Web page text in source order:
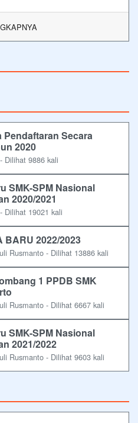
Pendaftaran Secara
2020
Dilihat 9886 kali
SMK-SPM Nasional
2020/2021
Dilihat 19021 kali
BARU 2022/2023
Rusmanto - Dilihat 13886 kali
1 PPDB SMK
Rusmanto - Dilihat 6667 kali
SMK-SPM Nasional
2021/2022
Rusmanto - Dilihat 9603 kali